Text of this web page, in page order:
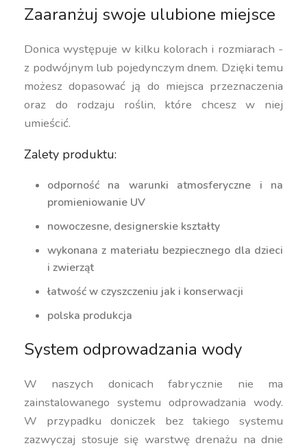
Zaaranżuj swoje ulubione miejsce
Donica występuje w kilku kolorach i rozmiarach -
z podwójnym lub pojedynczym dnem. Dzięki temu
możesz dopasować ją do miejsca przeznaczenia
oraz do rodzaju roślin, które chcesz w niej
umieścić.
Zalety produktu:
odporność na warunki atmosferyczne i na
promieniowanie UV
nowoczesne, designerskie kształty
wykonana z materiału bezpiecznego dla dzieci
i zwierząt
łatwość w czyszczeniu jak i konserwacji
polska produkcja
System odprowadzania wody
W naszych donicach fabrycznie nie ma
zainstalowanego systemu odprowadzania wody.
W przypadku doniczek bez takiego systemu
zazwyczaj stosuje się warstwę drenażu na dnie